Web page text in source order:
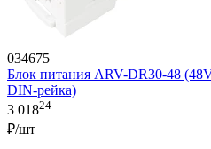
034675
Блок питания ARV-DR30-48
DIN-рейка)
3 01824
₽/шт